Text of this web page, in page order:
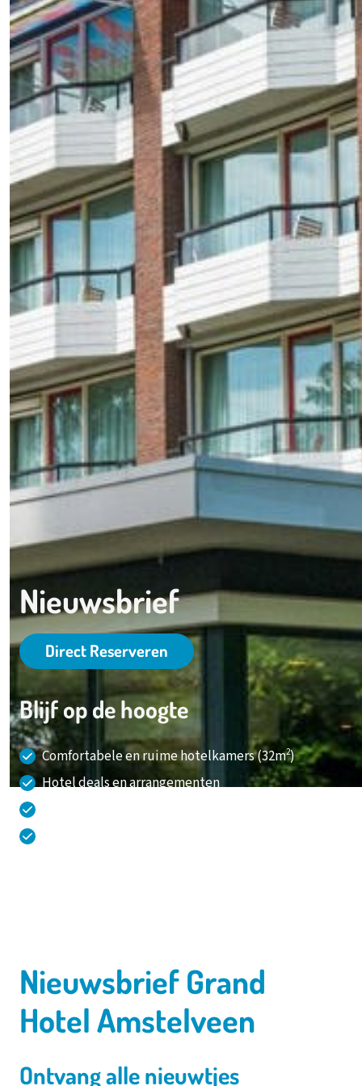
Nieuwsbrief
Direct Reserveren
Blijf op de hoogte
Comfortabele en ruime hotelkamers (32m2)
Hotel deals en arrangementen
Nieuwsbrief Grand
Hotel Amstelveen
Ontvang alle nieuwtjes